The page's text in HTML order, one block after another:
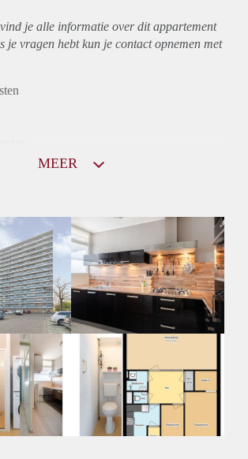
je alle informatie over ditappartement
je vragen hebt kun je contact opnemen met
MEER